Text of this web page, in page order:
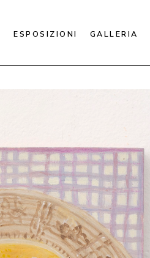
ESPOSIZIONI GALLERIA